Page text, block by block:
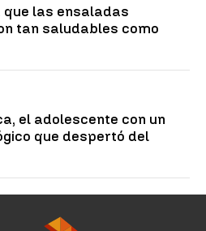
que las ensaladas
tan saludables como
el adolescente con un
que despertó del